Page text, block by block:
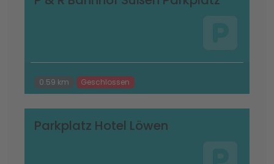
0.59 km Geschlossen
Parkplatz Hotel Löwen